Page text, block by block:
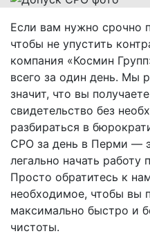
Если вам нужно срочно
чтобы не упустить
компания «Космин
всего за один день. Мы
значит, что вы
свидетельство без
разбираться в
СРО за день в Перми —
легально начать работу
Просто обратитесь к
необходимое, чтобы вы
максимально быстро и
чистоты.